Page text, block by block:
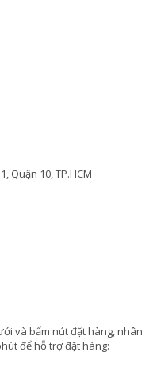
Quận 10, TP.HCM
và bấm nút đặt hàng, nhân
để hỗ trợ đặt hàng: